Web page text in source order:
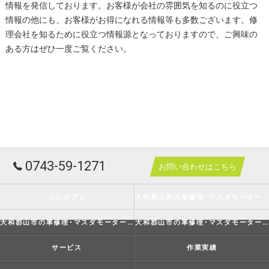
情報を発信しております。お客様が会社の雰囲気を知るのに役立つ
情報の他にも、お客様がお得になれる情報等も多数ございます。修
理会社を知るために役立つ情報源となっておりますので、ご興味の
ある方はぜひ一度ご覧ください。
0743-59-1271 お問い合わせはこちら
大和郡山市の車修理･マスダモータースの評判 大和郡山市の車修理･マスダモータースのお客様の声
サービス 作業実績